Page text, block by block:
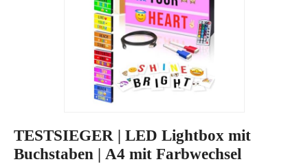
TESTSIEGER | LED Lightbox mit
Buchstaben | A4 mit Farbwechsel